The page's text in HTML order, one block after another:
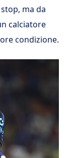
ma da
calciatore
condizione.